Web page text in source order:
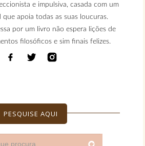
e impulsiva, casada com um
que apoia todas as suas loucuras.
por um livro não espera lições de
filosóficos e sim finais felizes.
PESQUISE AQUI